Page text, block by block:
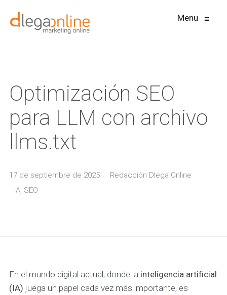
Menu ≡
Optimización SEO
para LLM con archivo
llms.txt
17 de septiembre de 2025
Redacción Dlega Online
IA, SEO
En el mundo digital actual, donde lainteligencia artificial
(IA) juega un papel cada vez más importante, es